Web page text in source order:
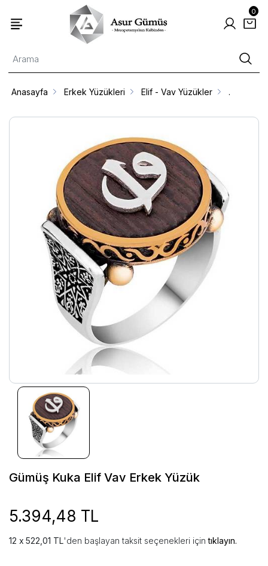
0
Anasayfa Erkek Yüzükleri Elif - Vav Yüzükler .
Gümüş Kuka Elif Vav Erkek Yüzük
5.394,48 TL
522,01 TL'den başlayan taksit seçenekleri içintıklayın.